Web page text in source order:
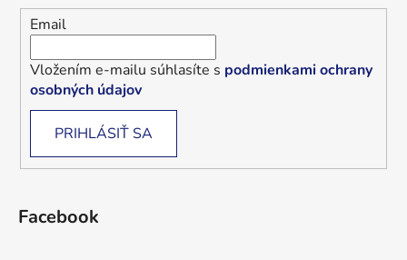
Email
Vložením e-mailu súhlasíte s podmienkami ochrany
osobných údajov
PRIHLÁSIŤ SA
Facebook